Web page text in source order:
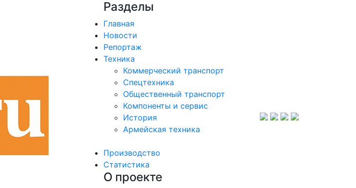
Разделы
Главная
Новости
Репортаж
Техника
Коммерческий транспорт
Спецтехника
Общественный транспорт
Компоненты и сервис
История
Армейская техника
Производство
Статистика
О проекте